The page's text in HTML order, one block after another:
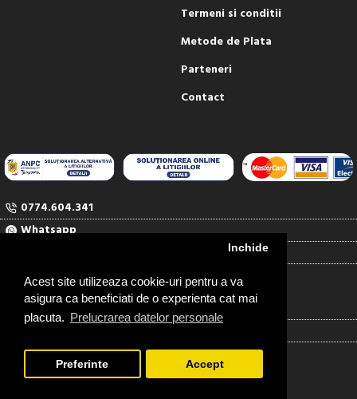
Acest site utilizeaza cookie-uri pentru a va
asigura ca beneficiati de o experienta cat mai
placuta. Prelucrarea datelor personale
Inchide
Preferinte Accept
Termeni si conditii
Metode de Plata
Parteneri
Contact
0774.604.341
Whatsapp
Contact
RUBINUL SERV COM SRL
RO948418